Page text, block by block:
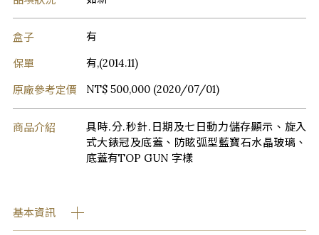
盒子 有
保單 有,(2014.11)
原廠參考定價 NT$ 500,000 (2020/07/01)
商品介紹
具時.分.秒針.日期及七日動力儲存顯示、旋入
式大錶冠及底蓋、防眩弧型藍寶石水晶玻璃、
底蓋有TOP GUN 字樣
基本資訊